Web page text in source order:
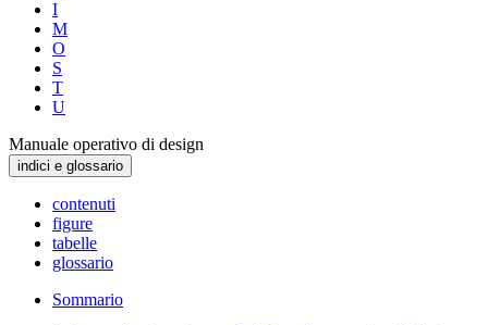
I
M
O
S
T
U
Manuale operativo di design
indici e glossario
contenuti
figure
tabelle
glossario
Sommario